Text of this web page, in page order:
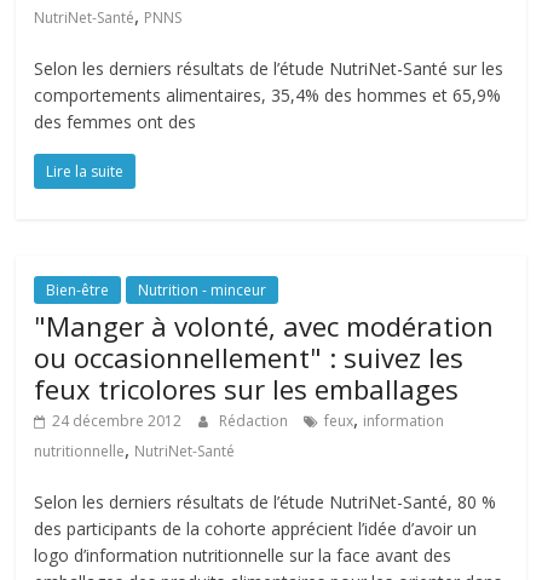
NutriNet-Santé, PNNS
Selon les derniers résultats de l’étude NutriNet-Santé sur les
comportements alimentaires, 35,4% des hommes et 65,9%
des femmes ont des
Lire la suite
Bien-être Nutrition - minceur
"Manger à volonté, avec modération
ou occasionnellement" : suivez les
feux tricolores sur les emballages
24 décembre 2012 Rédaction feux, information
nutritionnelle, NutriNet-Santé
Selon les derniers résultats de l’étude NutriNet-Santé, 80 %
des participants de la cohorte apprécient l’idée d’avoir un
logo d’information nutritionnelle sur la face avant des